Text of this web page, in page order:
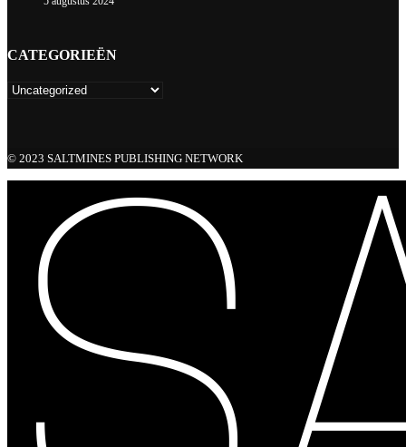
CATEGORIEËN
© 2023 SALTMINES PUBLISHING NETWORK